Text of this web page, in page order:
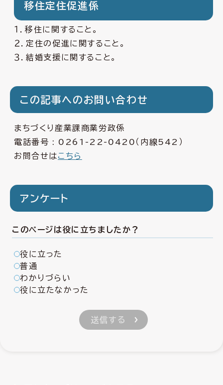
移住定住促進係
１．移住に関すること。
２．定住の促進に関すること。
３．結婚支援に関すること。
この記事へのお問い合わせ
まちづくり産業課商業労政係
電話番号 : 0261-22-0420 （内線542）
お問合せはこちら
アンケート
このページは役に立ちましたか？
役に立った
普通
わかりづらい
役に立たなかった